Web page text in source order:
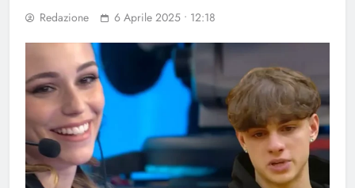
Redazione 6 Aprile 2025 • 12:18